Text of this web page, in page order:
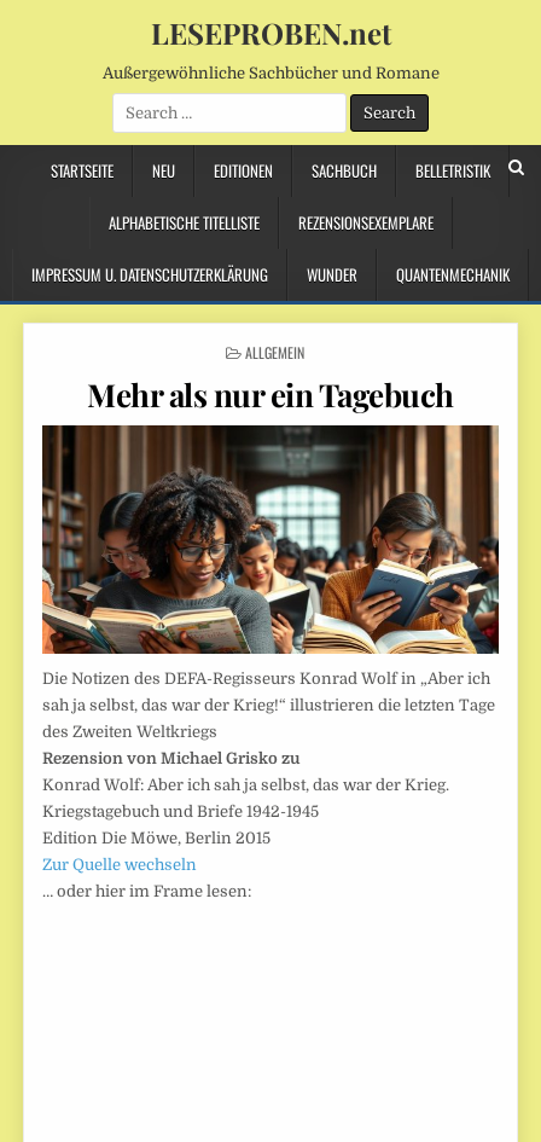
LESEPROBEN.net
Außergewöhnliche Sachbücher und Romane
Search
for:
STARTSEITE NEU EDITIONEN SACHBUCH BELLETRISTIK
ALPHABETISCHE TITELLISTE REZENSIONSEXEMPLARE
IMPRESSUM U. DATENSCHUTZERKLÄRUNG WUNDER QUANTENMECHANIK
POSTED
ALLGEMEIN
Mehr als nur ein Tagebuch
Die Notizen des DEFA-Regisseurs Konrad Wolf in „Aber ich
sah ja selbst, das war der Krieg!“ illustrieren die letzten Tage
des Zweiten Weltkriegs
Rezension von Michael Grisko zu
Konrad Wolf: Aber ich sah ja selbst, das war der Krieg.
Kriegstagebuch und Briefe 1942-1945
Edition Die Möwe, Berlin 2015
Zur Quelle wechseln
… oder hier im Frame lesen: